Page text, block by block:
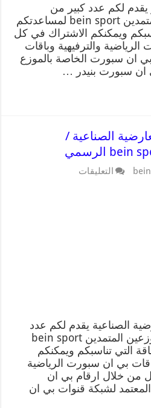
لكم عدد كبير من
المندوبين و الموزعين المتمدين bein sport لمساعدتكم
ويمكنكم الاشتراك في كل
والترفيهية وباقات
ان سبورت الخاصة بالموزع
ان سبورت بنيدر …
الصناعية /
التعليقات
الصناعية يقدم لكم عدد
كبير من المندوبين و الموزعين المتمدين bein sport
التي تناسبكم ويمكنكم
بي ان سبورت الرياضية
من خلال ارقام بي ان
لشبكة قنوات بي ان